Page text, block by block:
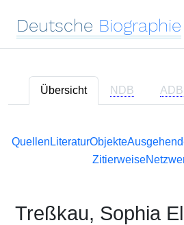
Deutsche Biographie
Übersicht NDB ADB
Quellen LiteraturObjekte
Zitierweise
Treßkau, Sophia